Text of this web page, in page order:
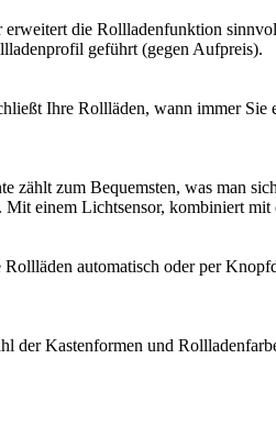
die Rollladenfunktion
geführt (gegen Aufpreis).
Ihre Rollläden, wann immer
zählt zum Bequemsten, was man
einem Lichtsensor, kombiniert
automatisch oder per
der Kastenformen und